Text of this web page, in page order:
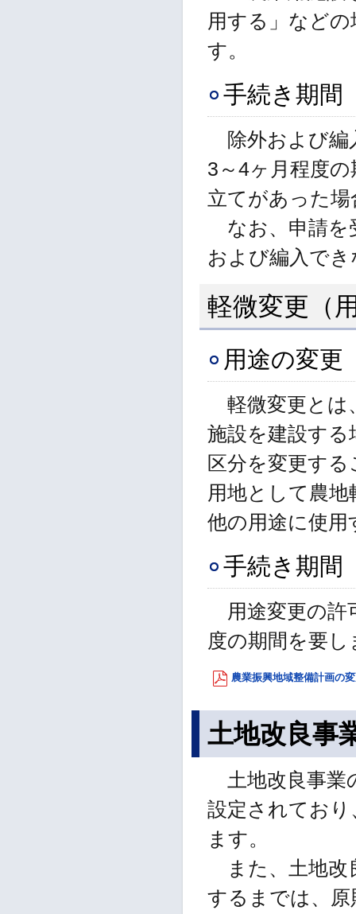
用する」など
す。
手続き期間
除外および編
3～4ヶ月程度
立てがあった
なお、申請を
および編入で
軽微変更（
用途の変更
軽微変更とは
施設を建設する
区分を変更す
用地として農
他の用途に使
手続き期間
用途変更の許
度の期間を要し
農業振興地域整備計画の
土地改良事
土地改良事業
設定されており
ます。
また、土地改
するまでは、